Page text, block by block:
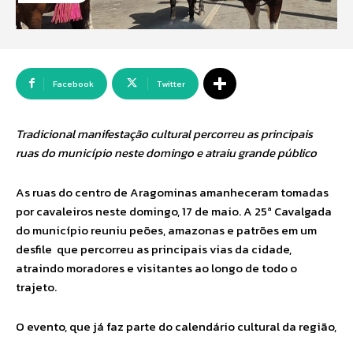
Facebook Twitter
Tradicional manifestação cultural percorreu as principais
ruas do município neste domingo e atraiu grande público
As ruas do centro de Aragominas amanheceram tomadas
por cavaleiros neste domingo, 17 de maio. A 25ª Cavalgada
do município reuniu peões, amazonas e patrões em um
desfile que percorreu as principais vias da cidade,
atraindo moradores e visitantes ao longo de todo o
trajeto.
O evento, que já faz parte do calendário cultural da região,